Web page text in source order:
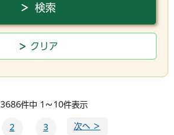
3686件中 1～10件表示
2 3 次へ ＞